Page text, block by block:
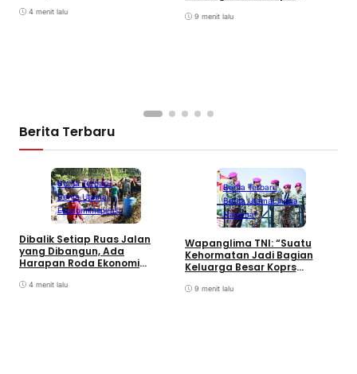
4 menit lalu 9 menit lalu
Berita Terbaru
Berita Terbaru
Berita Utama
EkonomiInspirasi
Dibalik Setiap Ruas Jalan
yang Dibangun, Ada
Harapan Roda Ekonomi
4 menit lalu
Berita Terbaru
Berita UtamaLingga
Nasional
Wapanglima TNI: “Suatu
Kehormatan Jadi Bagian
Keluarga Besar Koprs
9 menit lalu